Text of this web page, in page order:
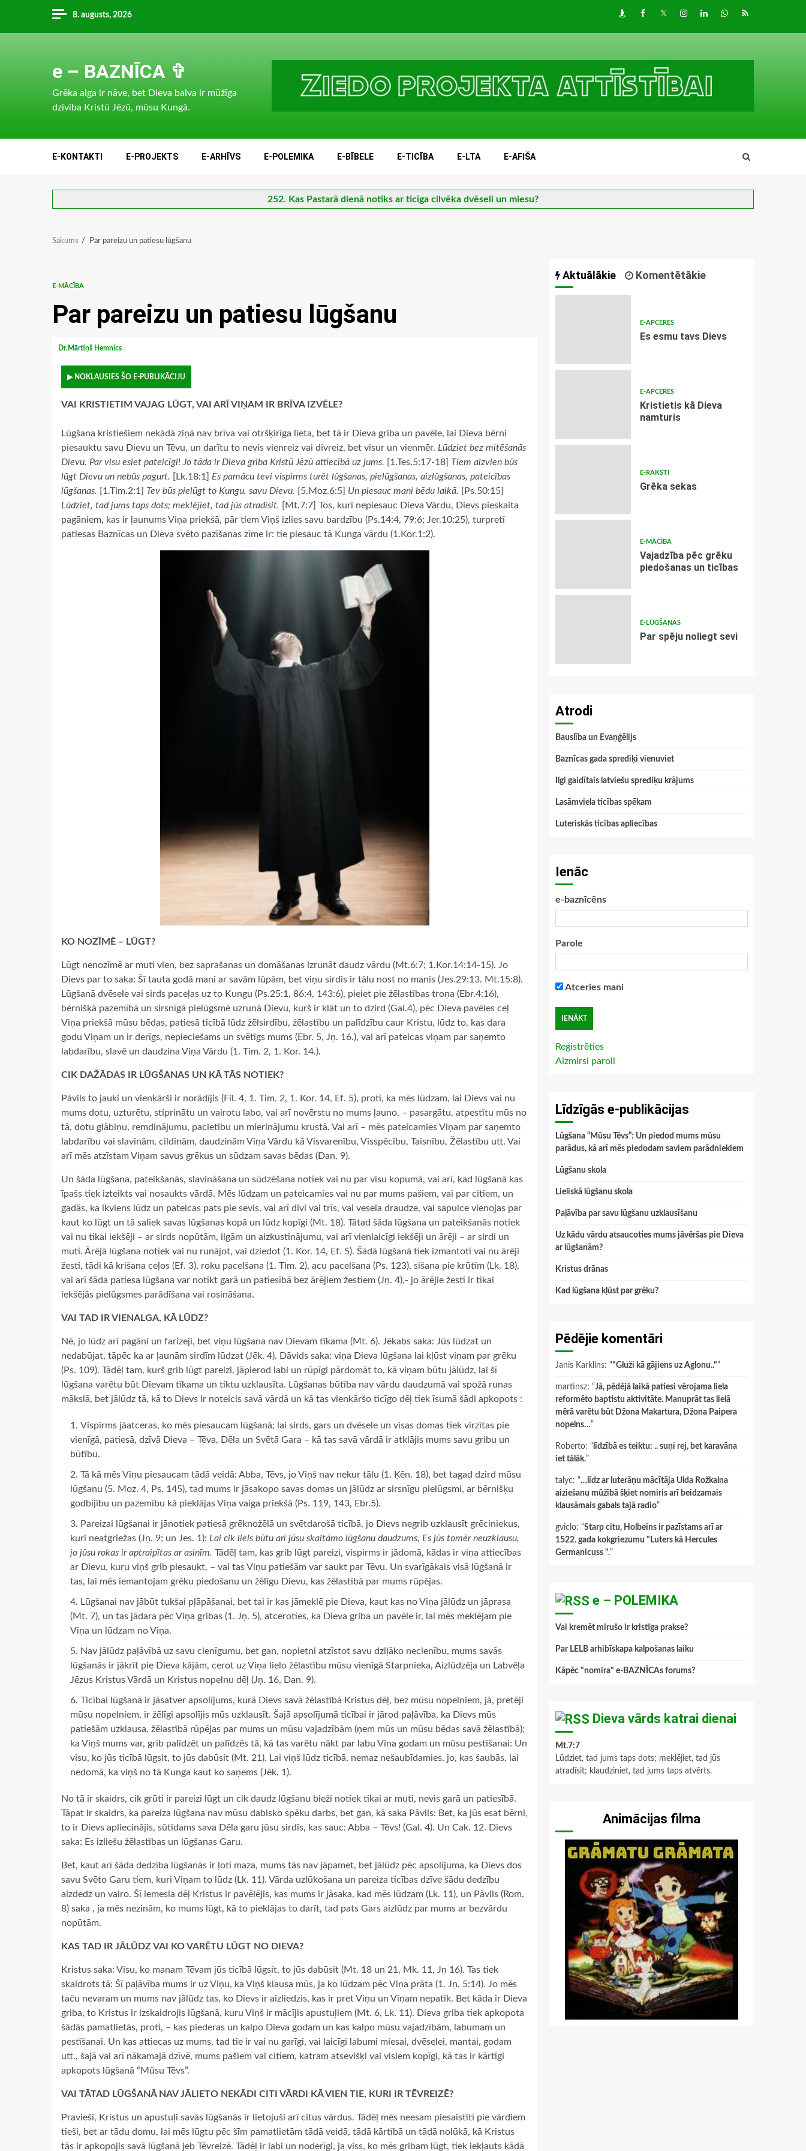
content
8. augusts, 2026 DraugiemFacebook
TwitterInstagram
LinkedInwhatsapp
RSS
e – BAZNĪCA ✞
Grēka alga ir nāve, bet Dieva balva ir mūžīga
dzīvība Kristū Jēzū, mūsu Kungā.
E-KONTAKTI E-PROJEKTS E-ARHĪVS E-POLEMIKA E-BĪBELE E-TICĪBA E-LTA E-AFIŠA
252. Kas Pastarā dienā notiks ar ticīga cilvēka dvēseli un miesu?
Sākums Par pareizu un patiesu lūgšanu
E-MĀCĪBA
Par pareizu un patiesu lūgšanu
Dr.Mārtiņš Hemnics
▶ NOKLAUSIES ŠO E-PUBLIKĀCIJU
VAI KRISTIETIM VAJAG LŪGT, VAI ARĪ VIŅAM IR BRĪVA IZVĒLE?
Lūgšana kristiešiem nekādā ziņā nav brīva vai otršķirīga lieta, bet tā ir Dieva griba un pavēle, lai Dieva bērni
piesauktu savu Dievu un Tēvu, un darītu to nevis vienreiz vai divreiz, bet visur un vienmēr. Lūdziet bez mitēšanās
Dievu. Par visu esiet pateicīgi! Jo tāda ir Dieva griba Kristū Jēzū attiecībā uz jums. [1.Tes.5:17-18] Tiem aizvien būs
lūgt Dievu un nebūs pagurt. [Lk.18:1] Es pamācu tevi vispirms turēt lūgšanas, pielūgšanas, aizlūgšanas, pateicības
lūgšanas. [1.Tim.2:1] Tev būs pielūgt to Kungu, savu Dievu. [5.Moz.6:5] Un piesauc mani bēdu laikā. [Ps.50:15]
Lūdziet, tad jums taps dots; meklējiet, tad jūs atradīsit. [Mt.7:7] Tos, kuri nepiesauc Dieva Vārdu, Dievs pieskaita
pagāniem, kas ir ļaunums Viņa priekšā, pār tiem Viņš izlies savu bardzību (Ps.14:4, 79:6; Jer.10:25), turpretī
patiesas Baznīcas un Dieva svēto pazīšanas zīme ir: tie piesauc tā Kunga vārdu (1.Kor.1:2).
KO NOZĪMĒ – LŪGT?
Lūgt nenozīmē ar muti vien, bez saprašanas un domāšanas izrunāt daudz vārdu (Mt.6:7; 1.Kor.14:14-15). Jo
Dievs par to saka: Šī tauta godā mani ar savām lūpām, bet viņu sirdis ir tālu nost no manis (Jes.29:13. Mt.15:8).
Lūgšanā dvēsele vai sirds paceļas uz to Kungu (Ps.25:1, 86:4, 143:6), pieiet pie žēlastības troņa (Ebr.4:16),
bērnišķā pazemībā un sirsnīgā pielūgsmē uzrunā Dievu, kurš ir klāt un to dzird (Gal.4), pēc Dieva pavēles ceļ
Viņa priekšā mūsu bēdas, patiesā ticībā lūdz žēlsirdību, žēlastību un palīdzību caur Kristu, lūdz to, kas dara
godu Viņam un ir derīgs, nepieciešams un svētīgs mums (Ebr. 5, Jņ. 16.), vai arī pateicas viņam par saņemto
labdarību, slavē un daudzina Viņa Vārdu (1. Tim. 2, 1. Kor. 14.).
CIK DAŽĀDAS IR LŪGŠANAS UN KĀ TĀS NOTIEK?
Pāvils to jauki un vienkārši ir norādījis (Fil. 4, 1. Tim. 2, 1. Kor. 14, Ef. 5), proti, ka mēs lūdzam, lai Dievs vai nu
mums dotu, uzturētu, stiprinātu un vairotu labo, vai arī novērstu no mums ļauno, – pasargātu, atpestītu mūs no
tā, dotu glābiņu, remdinājumu, pacietību un mierinājumu krustā. Vai arī – mēs pateicamies Viņam par saņemto
labdarību vai slavinām, cildinām, daudzinām Viņa Vārdu kā Visvarenību, Visspēcību, Taisnību, Žēlastību utt. Vai
arī mēs atzīstam Viņam savus grēkus un sūdzam savas bēdas (Dan. 9).
Un šāda lūgšana, pateikšanās, slavināšana un sūdzēšana notiek vai nu par visu kopumā, vai arī, kad lūgšanā kas
īpašs tiek izteikts vai nosaukts vārdā. Mēs lūdzam un pateicamies vai nu par mums pašiem, vai par citiem, un
gadās, ka ikviens lūdz un pateicas pats pie sevis, vai arī divi vai trīs, vai vesela draudze, vai sapulce vienojas par
kaut ko lūgt un tā saliek savas lūgšanas kopā un lūdz kopīgi (Mt. 18). Tātad šāda lūgšana un pateikšanās notiek
vai nu tikai iekšēji – ar sirds nopūtām, ilgām un aizkustinājumu, vai arī vienlaicīgi iekšēji un ārēji – ar sirdi un
muti. Ārējā lūgšana notiek vai nu runājot, vai dziedot (1. Kor. 14, Ef. 5). Šādā lūgšanā tiek izmantoti vai nu ārēji
žesti, tādi kā krišana ceļos (Ef. 3), roku pacelšana (1. Tim. 2), acu pacelšana (Ps. 123), sišana pie krūtīm (Lk. 18),
vai arī šāda patiesa lūgšana var notikt garā un patiesībā bez ārējiem žestiem (Jņ. 4),- jo ārējie žesti ir tikai
iekšējās pielūgsmes parādīšana vai rosināšana.
VAI TAD IR VIENALGA, KĀ LŪDZ?
Nē, jo lūdz arī pagāni un farizeji, bet viņu lūgšana nav Dievam tīkama (Mt. 6). Jēkabs saka: Jūs lūdzat un
nedabūjat, tāpēc ka ar ļaunām sirdīm lūdzat (Jēk. 4). Dāvids saka: viņa Dieva lūgšana lai kļūst viņam par grēku
(Ps. 109). Tādēļ tam, kurš grib lūgt pareizi, jāpierod labi un rūpīgi pārdomāt to, kā viņam būtu jālūdz, lai šī
lūgšana varētu būt Dievam tīkama un tiktu uzklausīta. Lūgšanas būtība nav vārdu daudzumā vai spožā runas
mākslā, bet jālūdz tā, kā to Dievs ir noteicis savā vārdā un kā tas vienkāršo ticīgo dēļ tiek īsumā šādi apkopots :
Vispirms jāatceras, ko mēs piesaucam lūgšanā; lai sirds, gars un dvēsele un visas domas tiek virzītas pie
vienīgā, patiesā, dzīvā Dieva – Tēva, Dēla un Svētā Gara – kā tas savā vārdā ir atklājis mums savu gribu un
būtību.
Tā kā mēs Viņu piesaucam tādā veidā: Abba, Tēvs, jo Viņš nav nekur tālu (1. Ķēn. 18), bet tagad dzird mūsu
lūgšanu (5. Moz. 4, Ps. 145), tad mums ir jāsakopo savas domas un jālūdz ar sirsnīgu pielūgsmi, ar bērnišķu
godbijību un pazemību kā pieklājas Viņa vaiga priekšā (Ps. 119, 143, Ebr.5).
Pareizai lūgšanai ir jānotiek patiesā grēknožēlā un svētdarošā ticībā, jo Dievs negrib uzklausīt grēciniekus,
kuri neatgriežas (Jņ. 9; un Jes. 1): Lai cik liels būtu arī jūsu skaitāmo lūgšanu daudzums, Es jūs tomēr neuzklausu,
jo jūsu rokas ir aptraipītas ar asinīm. Tādēļ tam, kas grib lūgt pareizi, vispirms ir jādomā, kādas ir viņa attiecības
ar Dievu, kuru viņš grib piesaukt, – vai tas Viņu patiešām var saukt par Tēvu. Un svarīgākais visā lūgšanā ir
tas, lai mēs iemantojam grēku piedošanu un žēlīgu Dievu, kas žēlastībā par mums rūpējas.
Lūgšanai nav jābūt tukšai pļāpāšanai, bet tai ir kas jāmeklē pie Dieva, kaut kas no Viņa jālūdz un jāprasa
(Mt. 7), un tas jādara pēc Viņa gribas (1. Jņ. 5), atceroties, ka Dieva griba un pavēle ir, lai mēs meklējam pie
Viņa un lūdzam no Viņa.
Nav jālūdz paļāvībā uz savu cienīgumu, bet gan, nopietni atzīstot savu dziļāko necienību, mums savās
lūgšanās ir jākrīt pie Dieva kājām, cerot uz Viņa lielo žēlastību mūsu vienīgā Starpnieka, Aizlūdzēja un Labvēļa
Jēzus Kristus Vārdā un Kristus nopelnu dēļ (Jņ. 16, Dan. 9).
Ticībai lūgšanā ir jāsatver apsolījums, kurā Dievs savā žēlastībā Kristus dēļ, bez mūsu nopelniem, jā, pretēji
mūsu nopelniem, ir žēlīgi apsolījis mūs uzklausīt. Šajā apsolījumā ticībai ir jārod paļāvība, ka Dievs mūs
patiešām uzklausa, žēlastībā rūpējas par mums un mūsu vajadzībām (ņem mūs un mūsu bēdas savā žēlastībā);
ka Viņš mums var, grib palīdzēt un palīdzēs tā, kā tas varētu nākt par labu Viņa godam un mūsu pestīšanai: Un
visu, ko jūs ticībā lūgsit, to jūs dabūsit (Mt. 21). Lai viņš lūdz ticībā, nemaz nešaubīdamies, jo, kas šaubās, lai
nedomā, ka viņš no tā Kunga kaut ko saņems (Jēk. 1).
No tā ir skaidrs, cik grūti ir pareizi lūgt un cik daudz lūgšanu bieži notiek tikai ar muti, nevis garā un patiesībā.
Tāpat ir skaidrs, ka pareiza lūgšana nav mūsu dabisko spēku darbs, bet gan, kā saka Pāvils: Bet, ka jūs esat bērni,
to ir Dievs apliecinājis, sūtīdams sava Dēla garu jūsu sirdīs, kas sauc: Abba – Tēvs! (Gal. 4). Un Cak. 12. Dievs
saka: Es izliešu žēlastības un lūgšanas Garu.
Bet, kaut arī šāda dedzība lūgšanās ir ļoti maza, mums tās nav jāpamet, bet jālūdz pēc apsolījuma, ka Dievs dos
savu Svēto Garu tiem, kuri Viņam to lūdz (Lk. 11). Vārda uzlūkošana un pareiza ticības dzīve šādu dedzību
aizdedz un vairo. Šī iemesla dēļ Kristus ir pavēlējis, kas mums ir jāsaka, kad mēs lūdzam (Lk. 11), un Pāvils (Rom.
8) saka , ja mēs nezinām, ko mums lūgt, kā to pieklājas to darīt, tad pats Gars aizlūdz par mums ar bezvārdu
nopūtām.
KAS TAD IR JĀLŪDZ VAI KO VARĒTU LŪGT NO DIEVA?
Kristus saka: Visu, ko manam Tēvam jūs ticībā lūgsit, to jūs dabūsit (Mt. 18 un 21, Mk. 11, Jņ 16). Tas tiek
skaidrots tā: Šī paļāvība mums ir uz Viņu, ka Viņš klausa mūs, ja ko lūdzam pēc Viņa prāta (1. Jņ. 5:14). Jo mēs
taču nevaram un mums nav jālūdz tas, ko Dievs ir aizliedzis, kas ir pret Viņu un Viņam nepatīk. Bet kāda ir Dieva
griba, to Kristus ir izskaidrojis lūgšanā, kuru Viņš ir mācījis apustuļiem (Mt. 6, Lk. 11). Dieva griba tiek apkopota
šādās pamatlietās, proti, – kas piederas un kalpo Dieva godam un kas kalpo mūsu vajadzībām, labumam un
pestīšanai. Un kas attiecas uz mums, tad tie ir vai nu garīgi, vai laicīgi labumi miesai, dvēselei, mantai, godam
utt., šajā vai arī nākamajā dzīvē, mums pašiem vai citiem, katram atsevišķi vai visiem kopīgi, kā tas ir kārtīgi
apkopots lūgšanā “Mūsu Tēvs”.
VAI TĀTAD LŪGŠANĀ NAV JĀLIETO NEKĀDI CITI VĀRDI KĀ VIEN TIE, KURI IR TĒVREIZĒ?
Pravieši, Kristus un apustuļi savās lūgšanās ir lietojuši arī citus vārdus. Tādēļ mēs neesam piesaistīti pie vārdiem
tieši, bet ar tādu domu, lai mēs lūgtu pēc šīm pamatlietām tādā veidā, tādā kārtībā un tādā nolūkā, kā Kristus
tās ir apkopojis savā lūgšanā jeb Tēvreizē. Tādēļ ir labi un noderīgi, ja viss, ko mēs gribam lūgt, tiek iekļauts kādā
Aktuālākie Komentētākie
E-APCERES
Es esmu tavs Dievs
E-APCERES
Kristietis kā Dieva
namturis
E-RAKSTI
Grēka sekas
E-MĀCĪBA
Vajadzība pēc grēku
piedošanas un ticības
E-LŪGŠANAS
Par spēju noliegt sevi
Atrodi
Bauslība un Evaņģēlijs
Baznīcas gada sprediķi vienuviet
Ilgi gaidītais latviešu sprediķu krājums
Lasāmviela ticības spēkam
Luteriskās ticības apliecības
Ienāc
e-baznīcēns
Parole
Atceries mani
Reģistrēties
Aizmirsi paroli
Līdzīgās e-publikācijas
Lūgšana “Mūsu Tēvs”: Un piedod mums mūsu
parādus, kā arī mēs piedodam saviem parādniekiem
Lūgšanu skola
Lieliskā lūgšanu skola
Paļāvība par savu lūgšanu uzklausīšanu
Uz kādu vārdu atsaucoties mums jāvēršas pie Dieva
ar lūgšanām?
Kristus drānas
Kad lūgšana kļūst par grēku?
Pēdējie komentāri
Janis Karklins: “"Gluži kā gājiens uz Aglonu.."”
martinsz: “Jā, pēdējā laikā patiesi vērojama liela
reformēto baptistu aktivitāte. Manuprāt tas lielā
mērā varētu būt Džona Makartura, Džona Paipera
nopelns…”
Roberto: “ līdzībā es teiktu: .. suņi rej, bet karavāna
iet tālāk.”
talyc: “…līdz ar luterāņu mācītāja Ulda Rožkalna
aiziešanu mūžībā šķiet nomiris arī beidzamais
klausāmais gabals tajā radio”
gviclo: “Starp citu, Holbeins ir pazīstams arī ar
1522. gada kokgriezumu "Luters kā Hercules
Germanicuss ".”
e – POLEMIKA
Vai kremēt mirušo ir kristīga prakse?
Par LELB arhibīskapa kalpošanas laiku
Kāpēc "nomira" e-BAZNĪCAs forums?
Dieva vārds katrai dienai
Mt.7:7
Lūdziet, tad jums taps dots; meklējiet, tad jūs
atradīsit; klaudziniet, tad jums taps atvērts.
Animācijas filma